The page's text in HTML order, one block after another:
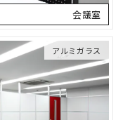
会議室
アルミガラス